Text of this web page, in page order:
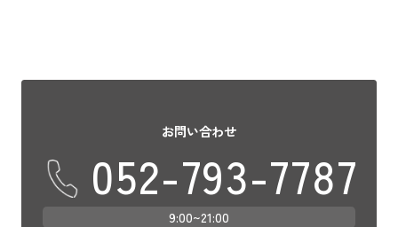
お問い合わせ
052-793-7787
9:00~21:00